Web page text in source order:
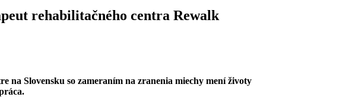
rehabilitačného centra Rewalk
Slovensku so zameraním na zranenia miechy mení životy